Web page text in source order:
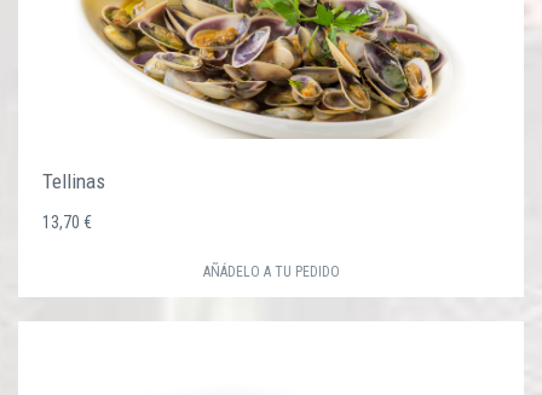
Tellinas
13,70 €
AÑÁDELO A TU PEDIDO